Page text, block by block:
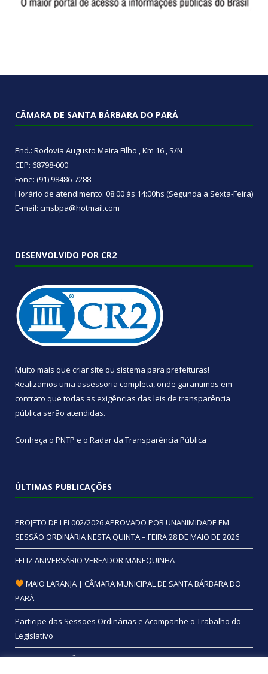
CÂMARA DE SANTA BÁRBARA DO PARÁ
End.: Rodovia Augusto Meira Filho , Km 16 , S/N
CEP: 68798-000
Fone: (91) 98486-7288
Horário de atendimento: 08:00 às 14:00hs (Segunda a Sexta-Feira)
E-mail: cmsbpa@hotmail.com
DESENVOLVIDO POR CR2
Muito mais que criar site ou sistema para prefeituras!
Realizamos uma assessoria completa, onde garantimos em
contrato que todas as exigências das leis de transparência
pública serão atendidas.
Conheça o PNTP e o Radar da Transparência Pública
ÚLTIMAS PUBLICAÇÕES
PROJETO DE LEI 002/2026 APROVADO POR UNANIMIDADE EM
SESSÃO ORDINÁRIA NESTA QUINTA – FEIRA 28 DE MAIO DE 2026
FELIZ ANIVERSÁRIO VEREADOR MANEQUINHA
MAIO LARANJA | CÂMARA MUNICIPAL DE SANTA BÁRBARA DO
PARÁ
Participe das Sessões Ordinárias e Acompanhe o Trabalho do
Legislativo
FELIZ DIA DAS MÃES